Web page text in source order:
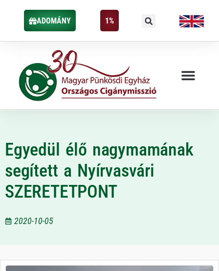
ADOMÁNY 1%
Egyedül élő nagymamának
segített a Nyírvasvári
SZERETETPONT
2020-10-05